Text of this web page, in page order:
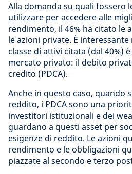
Alla domanda su quali fossero
utilizzare per accedere alle
rendimento, il 46% ha citato le
le azioni private. È
classe di attivi citata (dal 40%)
mercato privato: il debito
credito (PDCA).
Anche in questo caso, quando
reddito, i PDCA sono una
investitori istituzionali e dei
guardano a questi asset per
esigenze di reddito. Le azioni
rendimento e le obbligazioni
piazzate al secondo e terzo